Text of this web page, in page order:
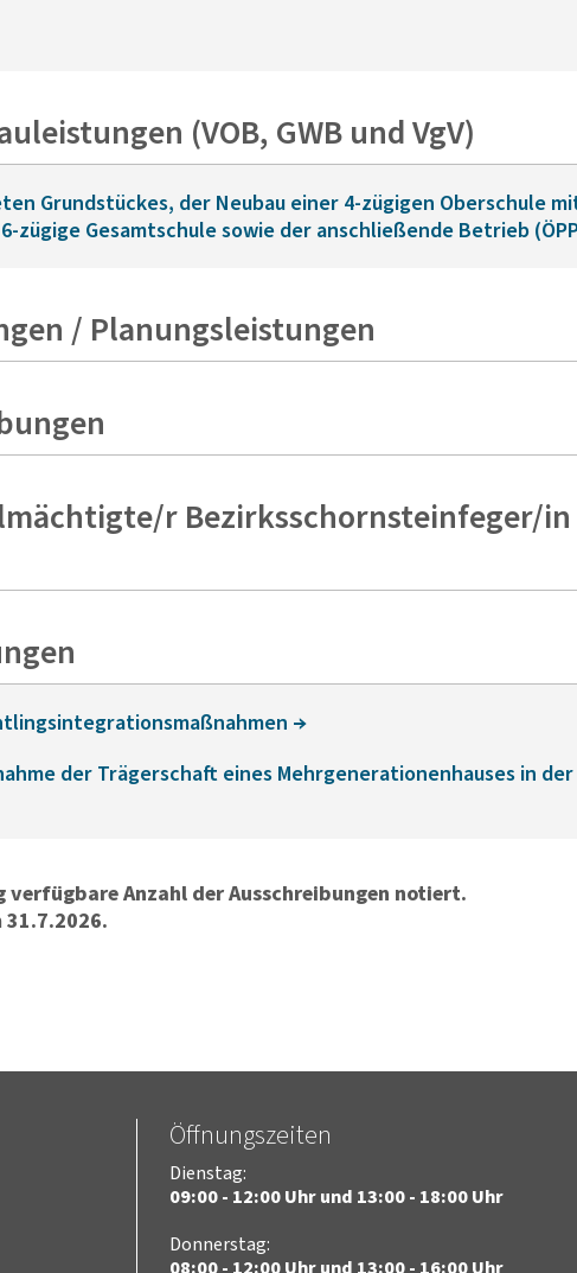
(VOB, GWB und VgV)
Grundstückes, der Neubau einer 4-zügigen Oberschule
zügige Gesamtschule sowie der anschließende Betrieb
/ Planungsleistungen
r Bezirksschornsteinfeger/in
der Trägerschaft eines Mehrgenerationenhauses in der
Anzahl der Ausschreibungen notiert.
Öffnungszeiten
Dienstag:
09:00 - 12:00 Uhr und 13:00 - 18:00 Uhr
Donnerstag: